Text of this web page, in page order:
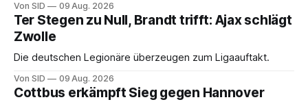
Von SID 09 Aug. 2026
Ter Stegen zu Null, Brandt trifft: Ajax schlägt
Zwolle
Die deutschen Legionäre überzeugen zum Ligaauftakt.
Von SID 09 Aug. 2026
Cottbus erkämpft Sieg gegen Hannover